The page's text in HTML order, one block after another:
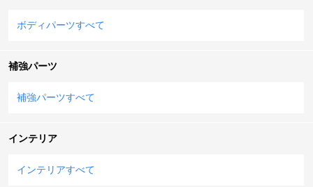
ボディパーツすべて
補強パーツ
補強パーツすべて
インテリア
インテリアすべて